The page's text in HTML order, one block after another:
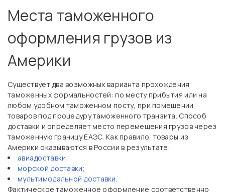
Места таможенного
оформления грузов из
Америки
Существует два возможных варианта прохождения
таможенных формальностей: по месту прибытия или на
любом удобном таможенном посту, при помещении
товаров под процедуру таможенного транзита. Способ
доставки и определяет место перемещения грузов через
таможенную границу ЕАЭС. Как правило, товары из
Америки оказываются в России в результате:
авиадоставки;
морской доставки;
мультимодальной доставки.
Фактическое таможенное оформление соответственно